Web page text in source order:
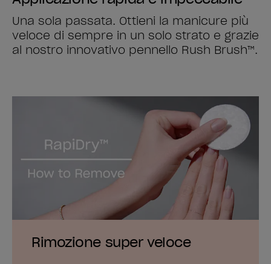
Una sola passata. Ottieni la manicure più
veloce di sempre in un solo strato e grazie
al nostro innovativo pennello Rush Brush™.
Rimozione super veloce